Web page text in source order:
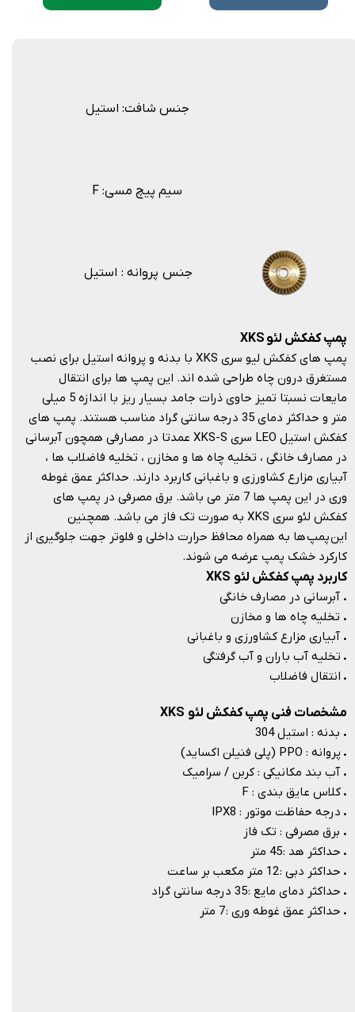
پمپ کفکش لئو
پمپ های کفکش لیو سری XKS با بدنه و پروانه استیل برای نصب
مستغرق درون چاه طراحی شده اند. این پمپ ها برای انتقال
مایعات نسبتا تمیز حاوی ذرات جامد بسیار ریز با اندازه 5 میلی
متر و حداکثر دمای 35 درجه سانتی گراد مناسب هستند. پمپ های
کفکش استیل LEO سری XKS-S عمدتا در مصارفی همچون آبرسانی
در مصارف خانگی ، تخلیه چاه ها و مخازن ، تخلیه فاضلاب ها ،
آبیاری مزارع کشاورزی و باغبانی کاربرد دارند. حداکثر عمق غوطه
وری در این پمپ ها 7 متر می باشد. برق مصرفی در پمپ های
کفکش لئو سری XKS به صورت تک فاز می باشد. همچنین
این پمپ ها به همراه محافظ حرارت داخلی و فلوتر جهت جلوگیری از
کارکرد خشک پمپ عرضه می شوند.​​​​​​​
جنس شافت: استیل
F :سیم پیچ مسی
کاربرد پمپ کفکش لئو XKS
. آبرسانی در مصارف خانگی
. تخلیه چاه ها و مخازن
. آبیاری مزارع کشاورزی و باغبانی
. تخلیه آب باران و آب گرفتگی
. انتقال فاضلاب
مشخصات فنی پمپ کفکش لئو XKS
. بدنه : استیل 304
. پروانه : PPO (پلی فنیلن اکساید)
. آب بند مکانیکی : کربن / سرامیک
. کلاس عایق بندی : F
. درجه حفاظت موتور : IPX8
. برق مصرفی : تک فاز
. حداکثر هد : 45 متر
. حداکثر دبی : 12 متر مکعب بر ساعت
. حداکثر دمای مایع : 35 درجه سانتی گراد
. حداکثر عمق غوطه وری : 7 متر
جنس پروانه : استیل